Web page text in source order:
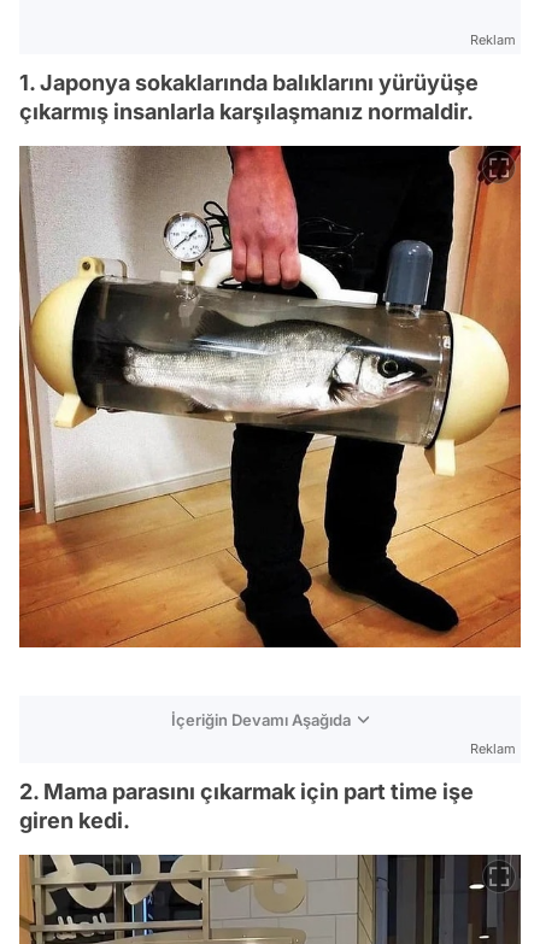
Reklam
1. Japonya sokaklarında balıklarını yürüyüşe
çıkarmış insanlarla karşılaşmanız normaldir.
İçeriğin Devamı Aşağıda
Reklam
2. Mama parasını çıkarmak için part time işe
giren kedi.